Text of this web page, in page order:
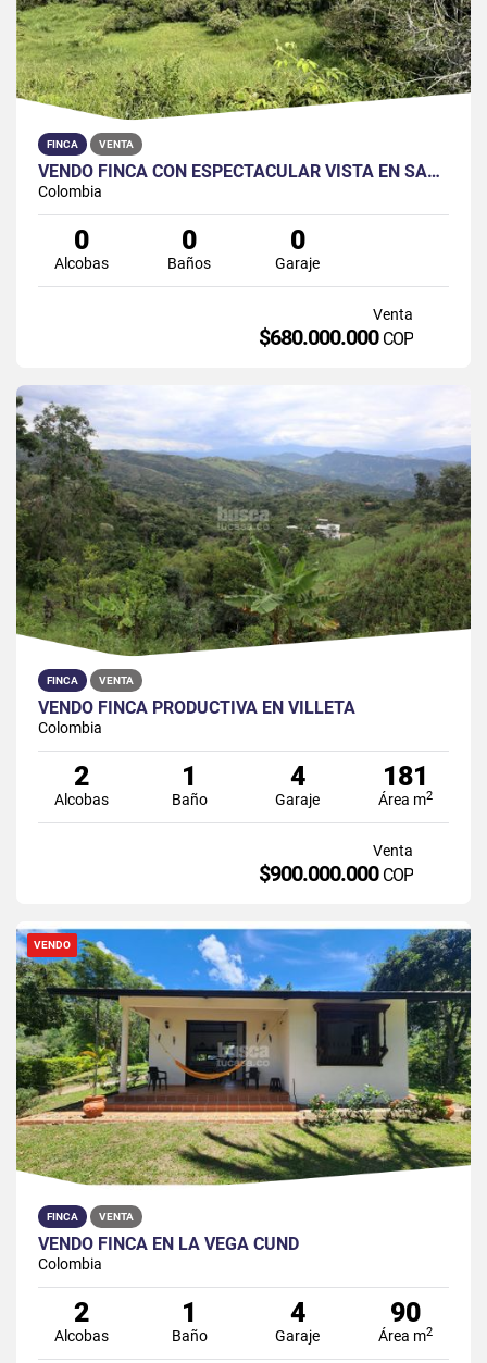
FINCA VENTA
VENDO FINCA CON ESPECTACULAR VISTA EN SASAIMA
Colombia
0
Alcobas
0
Baños
0
Garaje
Venta
$680.000.000 COP
FINCA VENTA
VENDO FINCA PRODUCTIVA EN VILLETA
Colombia
2
Alcobas
1
Baño
4
Garaje
181
Área m2
Venta
$900.000.000 COP
VENDO
FINCA VENTA
VENDO FINCA EN LA VEGA CUND
Colombia
2
Alcobas
1
Baño
4
Garaje
90
Área m2